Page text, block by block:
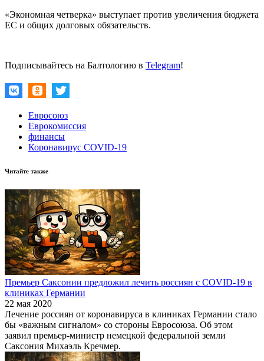
«Экономная четверка» выступает против увеличения бюджета
ЕС и общих долговых обязательств.
Подписывайтесь на Балтологию в Telegram!
Евросоюз
Еврокомиссия
финансы
Коронавирус COVID-19
Читайте также
Премьер Саксонии предложил лечить россиян с COVID-19 в
клиниках Германии
22 мая 2020
Лечение россиян от коронавируса в клиниках Германии стало
бы «важным сигналом» со стороны Евросоюза. Об этом
заявил премьер-министр немецкой федеральной земли
Саксония Михаэль Кречмер.